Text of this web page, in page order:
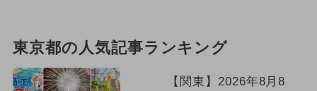
東京都の人気記事ランキング
【関東】2026年8月8